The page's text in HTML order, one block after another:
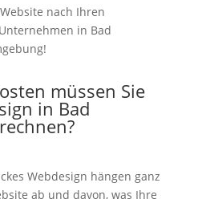
nach Ihren
in Bad
müssen Sie
in Bad
Webdesign hängen ganz
ab und davon, was Ihre